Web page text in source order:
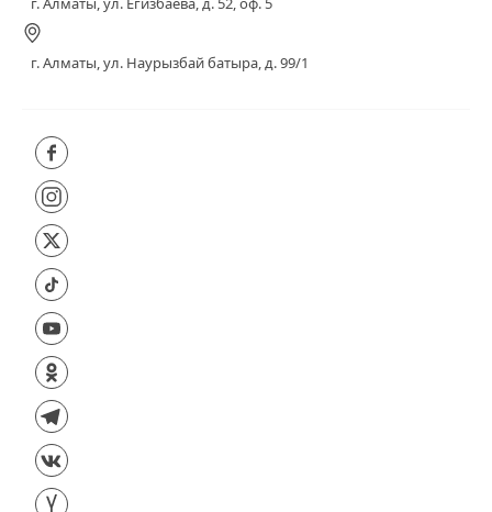
г. Алматы, ул. Наурызбай батыра, д. 99/1